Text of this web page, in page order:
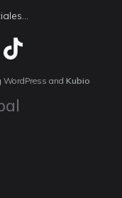
WordPress andKubio